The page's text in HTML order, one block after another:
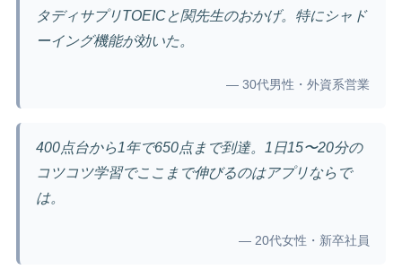
タディサプリTOEICと関先生のおかげ。特にシャド
ーイング機能が効いた。
— 30代男性・外資系営業
400点台から1年で650点まで到達。1日15〜20分の
コツコツ学習でここまで伸びるのはアプリならで
は。
— 20代女性・新卒社員